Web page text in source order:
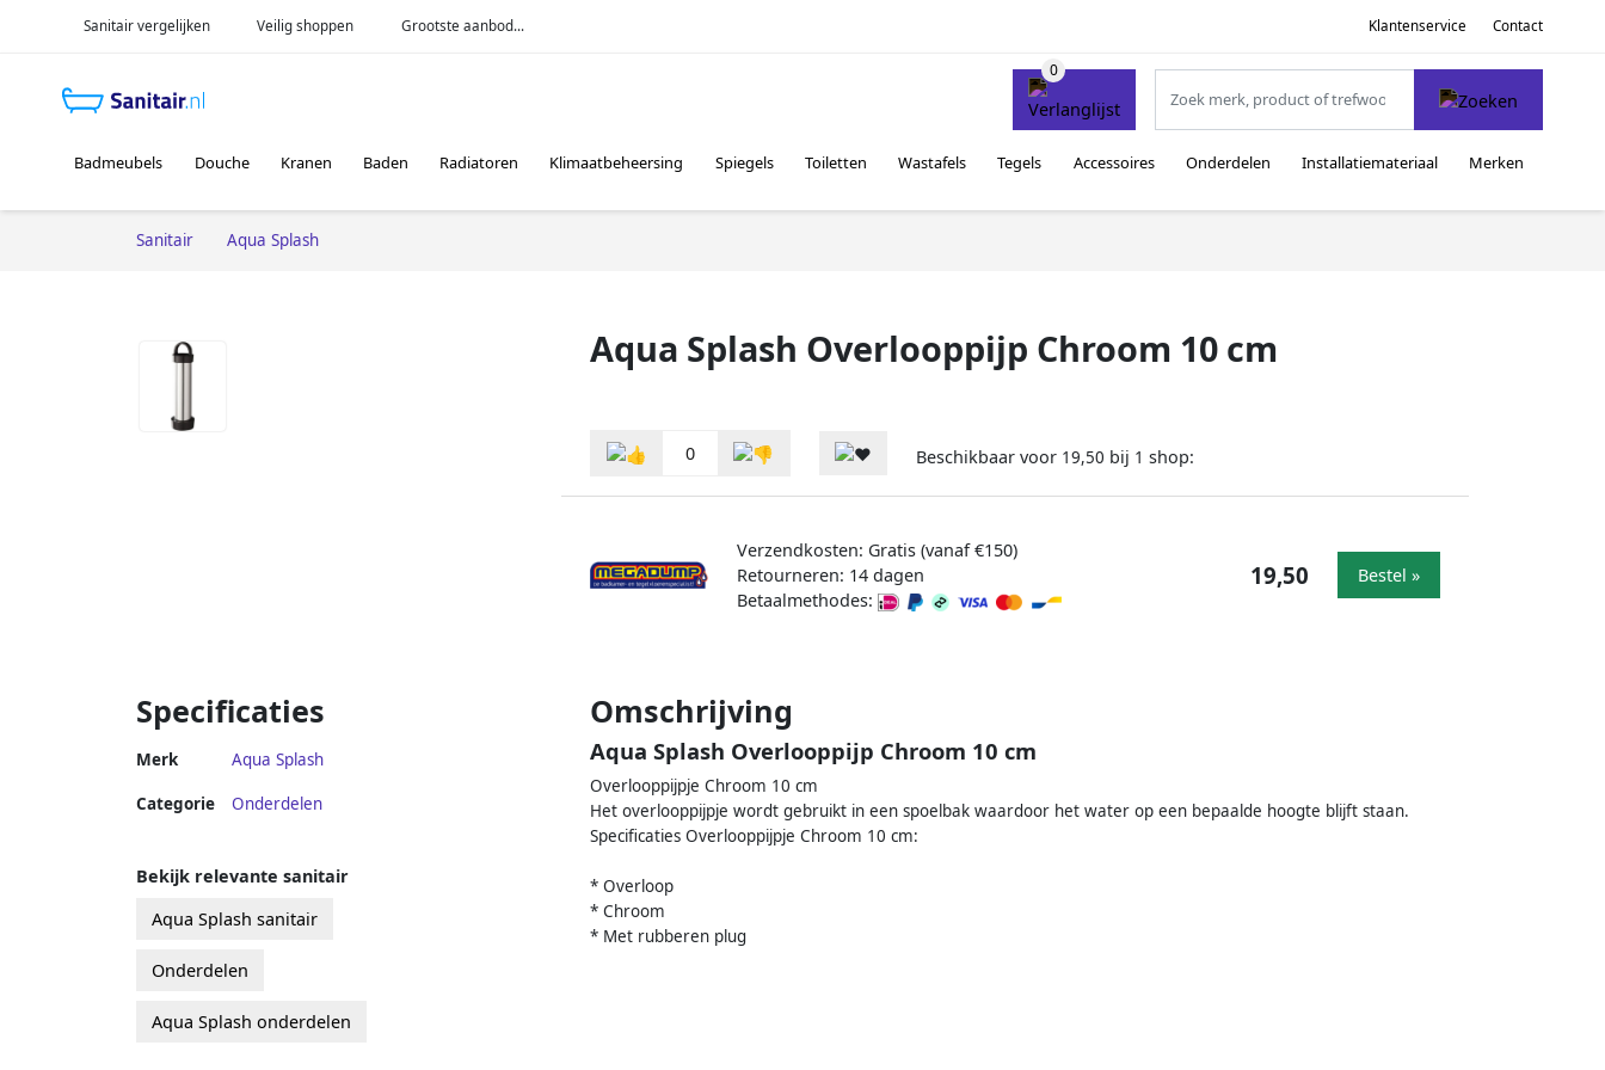
Sanitair vergelijken Veilig shoppen Grootste aanbod... Klantenservice Contact
Badmeubels Douche Kranen Baden Radiatoren Klimaatbeheersing Spiegels Toiletten Wastafels Tegels Accessoires Onderdelen Installatiemateriaal Merken
Sanitair Aqua Splash
Aqua Splash Overlooppijp Chroom 10 cm
0 Beschikbaar voor 19,50 bij 1 shop:
Verzendkosten: Gratis (vanaf €150)
Retourneren: 14 dagen
Betaalmethodes:
19,50 Bestel »
Specificaties
Merk Aqua Splash
Categorie Onderdelen
Omschrijving
Aqua Splash Overlooppijp Chroom 10 cm
Overlooppijpje Chroom 10 cm
Het overlooppijpje wordt gebruikt in een spoelbak waardoor het water op een bepaalde hoogte blijft staan.
Specificaties Overlooppijpje Chroom 10 cm:
* Overloop
* Chroom
* Met rubberen plug
Bekijk relevante sanitair
Aqua Splash sanitair
Onderdelen
Aqua Splash onderdelen